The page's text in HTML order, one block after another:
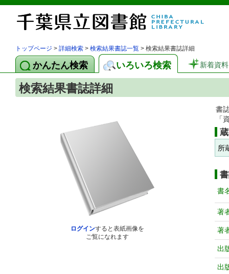
トップページ > 詳細検索 > 検索結果書誌一覧 > 検索結果書誌詳細
かんたん検索 いろいろ検索 新着資料
検索結果書誌詳細
ログインすると表紙画像を
ご覧になれます
書
「
所
書
著
著
出
出